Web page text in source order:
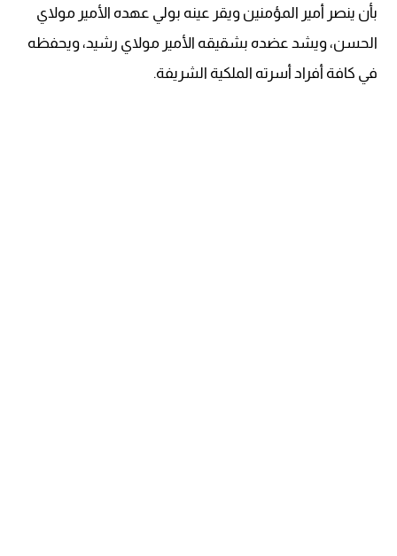
بأن ينصر أمير المؤمنين ويقر عينه بولي عهده الأمير مولاي
الحسن، ويشد عضده بشقيقه الأمير مولاي رشيد، ويحفظه
في كافة أفراد أسرته الملكية الشريفة.